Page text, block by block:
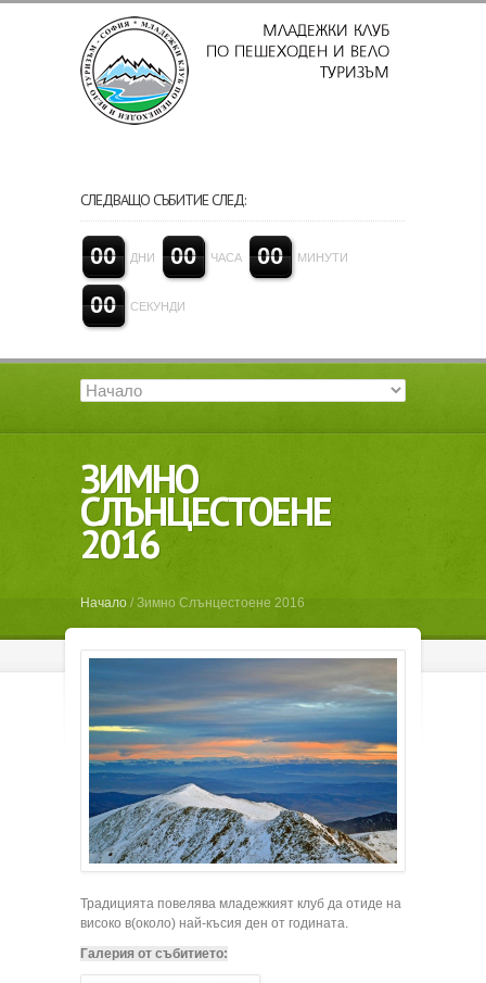
СЛЕДВАЩО СЪБИТИЕ СЛЕД:
00 ДНИ 00 ЧАСА 00 МИНУТИ
00 СЕКУНДИ
ЗИМНО
СЛЪНЦЕСТОЕНЕ
2016
Начало / Зимно Слънцестоене 2016
Традицията повелява младежкият клуб да отиде на
високо в(около) най-късия ден от годината.
Галерия от събитието: